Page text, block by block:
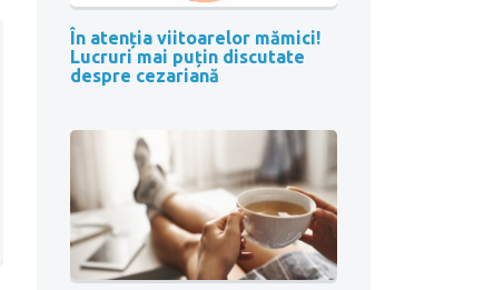
În atenția viitoarelor mămici!
Lucruri mai puțin discutate
despre cezariană